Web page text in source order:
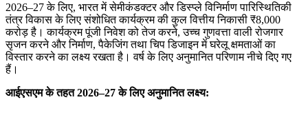
2026–27 के लिए, भारत में सेमीकंडक्टर और डिस्प्ले विनिर्माण पारिस्थितिकी
तंत्र विकास के लिए संशोधित कार्यक्रम की कुल वित्तीय निकासी ₹8,000
करोड़ है। कार्यक्रम पूंजी निवेश को तेज करने, उच्च गुणवत्ता वाली रोजगार
सृजन करने और निर्माण, पैकेजिंग तथा चिप डिजाइन में घरेलू क्षमताओं का
विस्तार करने का लक्ष्य रखता है। वर्ष के लिए अनुमानित परिणाम नीचे दिए गए
हैं।
आईएसएम के तहत 2026–27 के लिए अनुमानित लक्ष्य: